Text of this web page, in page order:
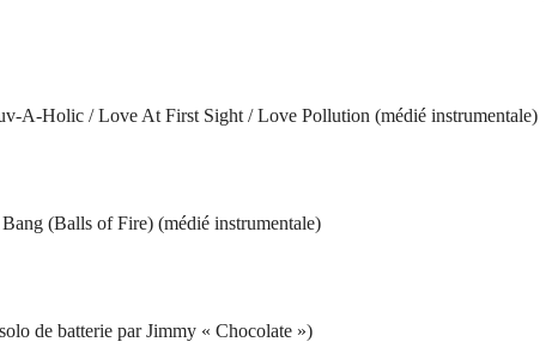
A-Holic / Love At First Sight / Love Pollution (médié instrumentale)
(Balls of Fire) (médié instrumentale)
de batterie par Jimmy « Chocolate »)